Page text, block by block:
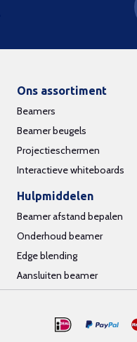
Ons assortiment
Beamers
Beamer beugels
Projectieschermen
Interactieve whiteboards
Hulpmiddelen
Beamer afstand bepalen
Onderhoud beamer
Edge blending
Aansluiten beamer